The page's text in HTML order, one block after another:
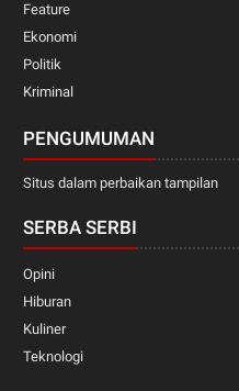
Feature
Ekonomi
Politik
Kriminal
PENGUMUMAN
Situs dalam perbaikan tampilan
SERBA SERBI
Opini
Hiburan
Kuliner
Teknologi